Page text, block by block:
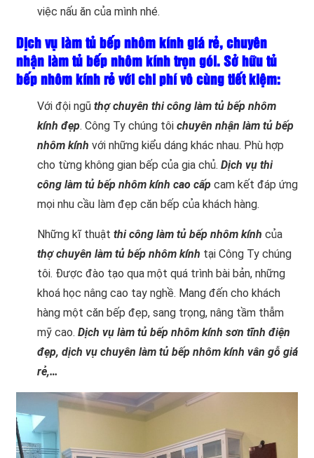
việc nấu ăn của mình nhé.
Dịch vụ làm tủ bếp nhôm kính giá rẻ, chuyên
nhận làm tủ bếp nhôm kính trọn gói. Sở hữu tủ
bếp nhôm kính rẻ với chi phí vô cùng tiết kiệm:
Với đội ngũ thợ chuyên thi công làm tủ bếp nhôm
kính đẹp. Công Ty chúng tôi chuyên nhận làm tủ bếp
nhôm kính với những kiểu dáng khác nhau. Phù hợp
cho từng không gian bếp của gia chủ. Dịch vụ thi
công làm tủ bếp nhôm kính cao cấp cam kết đáp ứng
mọi nhu cầu làm đẹp căn bếp của khách hàng.
Những kĩ thuật thi công làm tủ bếp nhôm kính của
thợ chuyên làm tủ bếp nhôm kính tại Công Ty chúng
tôi. Được đào tạo qua một quá trình bài bản, những
khoá học nâng cao tay nghề. Mang đến cho khách
hàng một căn bếp đẹp, sang trọng, nâng tầm thẫm
mỹ cao. Dịch vụ làm tủ bếp nhôm kính sơn tĩnh điện
đẹp, dịch vụ chuyên làm tủ bếp nhôm kính vân gỗ giá
rẻ,…